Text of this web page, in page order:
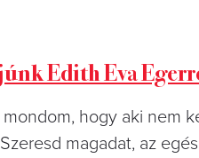
Edith Eva
hogy aki nem
magadat, az